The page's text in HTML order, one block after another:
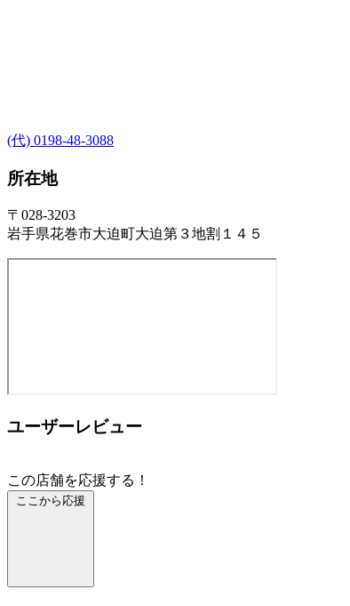
(代) 0198-48-3088
所在地
〒028-3203
岩手県花巻市大迫町大迫第３地割１４５
ユーザーレビュー
この店舗を応援する！
ここから応援